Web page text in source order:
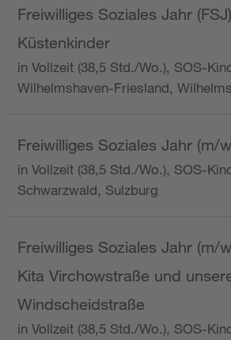
Freiwilliges Soziales Jahr
Küstenkinder
in Vollzeit (38,5 Std./Wo.), SOS-
Wilhelmshaven-Friesland,
Freiwilliges Soziales Jahr (m/
in Vollzeit (38,5 Std./Wo.), SOS-
Schwarzwald, Sulzburg
Freiwilliges Soziales Jahr (m/
Kita Virchowstraße und
Windscheidstraße
in Vollzeit (38,5 Std./Wo.), SOS-